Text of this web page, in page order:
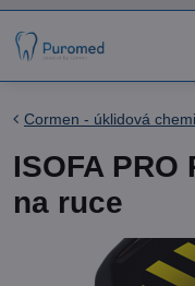
Cormen - úklidová
ISOFA
na ruce